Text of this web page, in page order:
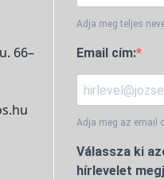
66–
Adja meg teljes
Email cím:
Adja meg az email
Válassza ki
hírlevelet